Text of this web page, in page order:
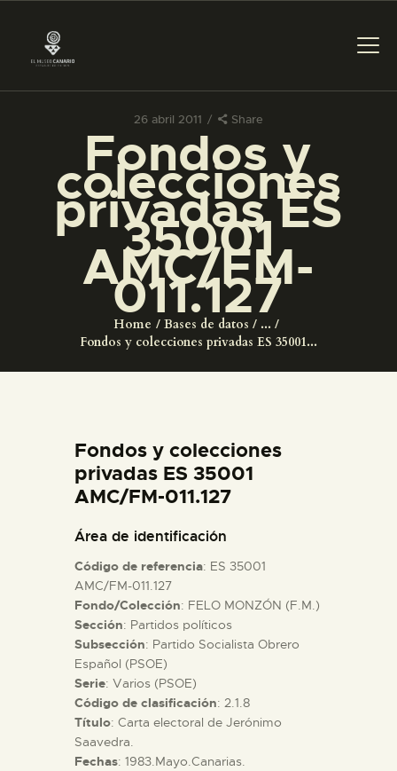
26 abril 2011 Share
Fondos y
colecciones
privadas ES
35001
AMC/FM-
011.127
Home Bases de datos
...
Fondos y colecciones privadas ES 35001...
PREPARAR LA VISITA
ACTIVIDADES
█
EL MUSEO
ESPAÑOL
ACTIVIDADES
█
EL MUSEO
COLECCIONES
Fondos y colecciones
privadas ES 35001
AMC/FM-011.127
Área de identificación
Código de referencia: ES 35001
AMC/FM-011.127
Fondo/Colección: FELO MONZÓN (F.M.)
Sección: Partidos políticos
Subsección: Partido Socialista Obrero
Español (PSOE)
Serie: Varios (PSOE)
Código de clasificación: 2.1.8
Título: Carta electoral de Jerónimo
Saavedra.
Fechas: 1983.Mayo.Canarias.